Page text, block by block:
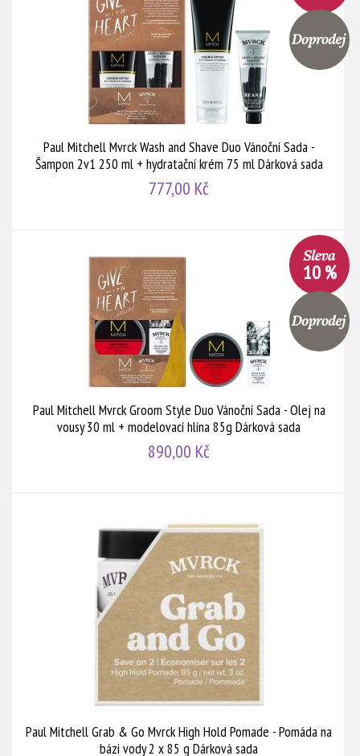
Paul Mitchell Mvrck Wash and Shave Duo Vánoční Sada -
Šampon 2v1 250 ml + hydratační krém 75 ml Dárková sada
777,00 Kč
Paul Mitchell Mvrck Groom Style Duo Vánoční Sada - Olej na
vousy 30 ml + modelovací hlína 85g Dárková sada
890,00 Kč
10 %
Paul Mitchell Grab & Go Mvrck High Hold Pomade - Pomáda na
bázi vody 2 x 85 g Dárková sada